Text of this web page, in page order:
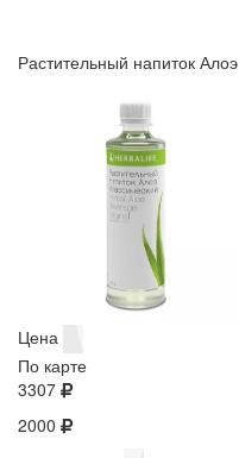
Растительный напиток Алоэ
Цена
По карте
3307
2000